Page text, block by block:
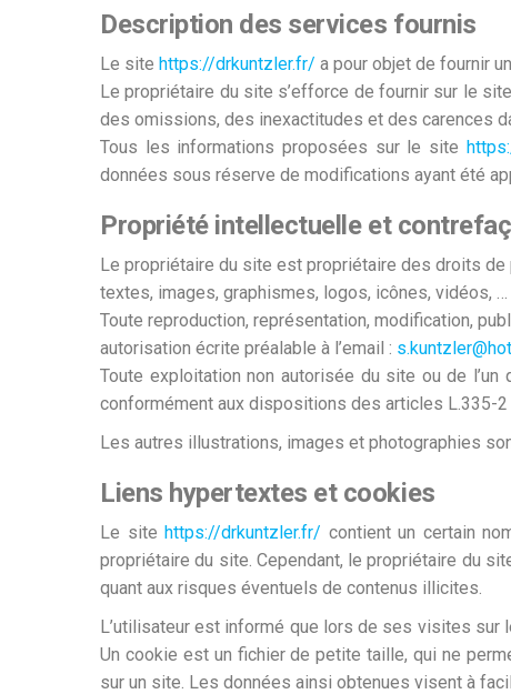
Description des services fournis
Le site https://drkuntzler.fr/ a pour objet de fournir
Le propriétaire du site s’efforce de fournir sur le
des omissions, des inexactitudes et des carences
Tous les informations proposées sur le site
données sous réserve de modifications ayant été
Propriété intellectuelle et
Le propriétaire du site est propriétaire des droits
textes, images, graphismes, logos, icônes, vidéos, …
Toute reproduction, représentation, modification,
autorisation écrite préalable à l’email :
Toute exploitation non autorisée du site ou de
conformément aux dispositions des articles L.335-
Les autres illustrations, images et photographies
Liens hypertextes et cookies
Le sitehttps://drkuntzler.fr/ contient un certain
propriétaire du site. Cependant, le propriétaire du
quant aux risques éventuels de contenus illicites.
L’utilisateur est informé que lors de ses visites sur
Un cookie est un fichier de petite taille, qui ne
sur un site. Les données ainsi obtenues visent à